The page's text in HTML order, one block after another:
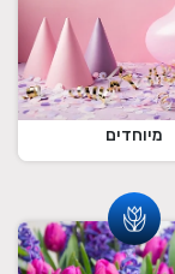
מיוחדים